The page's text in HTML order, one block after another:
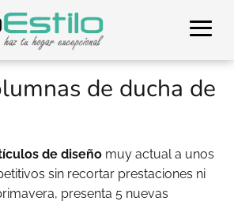
de ducha de
de diseño muy actual a unos
sin recortar prestaciones ni
presenta 5 nuevas